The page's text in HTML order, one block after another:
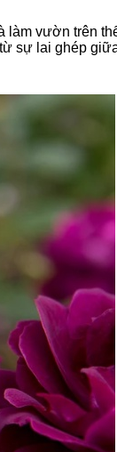
làm vườn trên
sự lai ghép